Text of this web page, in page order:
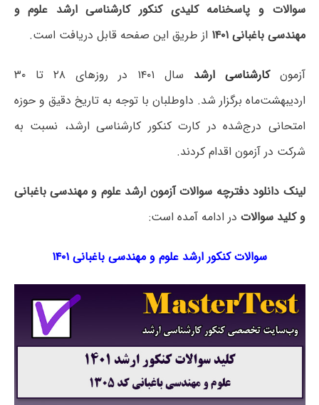
سوالات و پاسخنامه کلیدی کنکور کارشناسی ارشد ﻋﻠﻮم و
ﻣﻬﻨﺪسی باغبانی ۱۴۰۱
از طریق این صفحه قابل دریافت است.
آزمونکارشناسی ارشد
سال ۱۴۰۱ در روزهای ۲۸ تا ۳۰
اردیبهشت‌ماه برگزار شد. داوطلبان با توجه به تاریخ دقیق و حوزه
امتحانی درج‌شده در کارت کنکور کارشناسی ارشد، نسبت به
شرکت در آزمون اقدام کردند.
لینک دانلود دفترچه سوالات آزمون ارشد ﻋﻠﻮم و ﻣﻬﻨﺪسی باغبانی
و کلید سوالات در ادامه آمده است:
سوالات کنکور ارشد ﻋﻠﻮم و ﻣﻬﻨﺪسی باغبانی ۱۴۰۱